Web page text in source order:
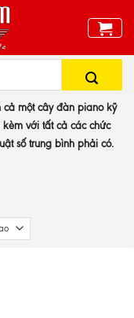
một cây đàn piano kỹ
kèm với tất cả các chức
số trung bình phải có.